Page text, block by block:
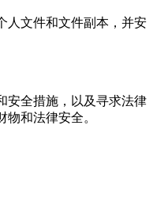
人文件和文件副本，并安
安全措施，以及寻求法律
和法律安全。